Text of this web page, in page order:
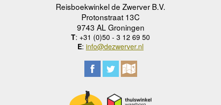
Reisboekwinkel de Zwerver B.V.
Protonstraat 13C
9743 AL Groningen
T: +31 (0)50 - 3 12 69 50
E: info@dezwerver.nl